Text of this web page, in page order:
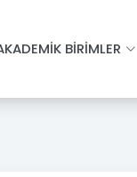
BİRİMLER